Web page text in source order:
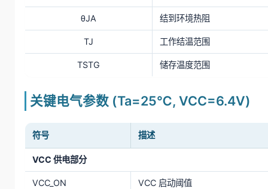
θJA 结到环境热阻
TJ 工作结温范围
TSTG 储存温度范围
关键电气参数 (Ta=25℃, VCC=6.4V)
符号 描述
VCC 供电部分
VCC_ON VCC 启动阈值